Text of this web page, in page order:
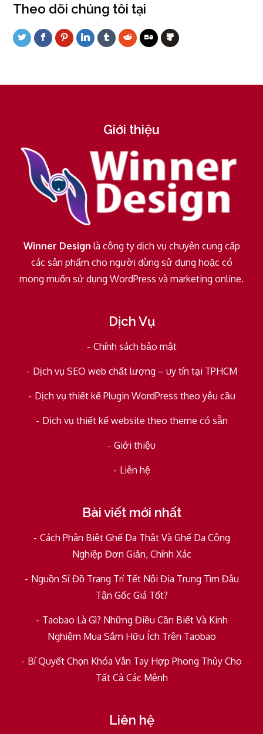
Theo dõi chúng tôi tại
Giới thiệu
Winner Design là công ty dịch vụ chuyên cung cấp
các sản phẩm cho người dùng sử dụng hoặc có
mong muốn sử dụng WordPress và marketing online.
Dịch Vụ
Chính sách bảo mật
Dịch vụ SEO web chất lượng – uy tín tại TPHCM
Dịch vụ thiết kế Plugin WordPress theo yêu cầu
Dịch vụ thiết kế website theo theme có sẵn
Giới thiệu
Liên hệ
Bài viết mới nhất
Cách Phân Biệt Ghế Da Thật Và Ghế Da Công
Nghiệp Đơn Giản, Chính Xác
Nguồn Sỉ Đồ Trang Trí Tết Nội Địa Trung Tìm Đâu
Tận Gốc Giá Tốt?
Taobao Là Gì? Những Điều Cần Biết Và Kinh
Nghiệm Mua Sắm Hữu Ích Trên Taobao
Bí Quyết Chọn Khóa Vân Tay Hợp Phong Thủy Cho
Tất Cả Các Mệnh
Liên hệ